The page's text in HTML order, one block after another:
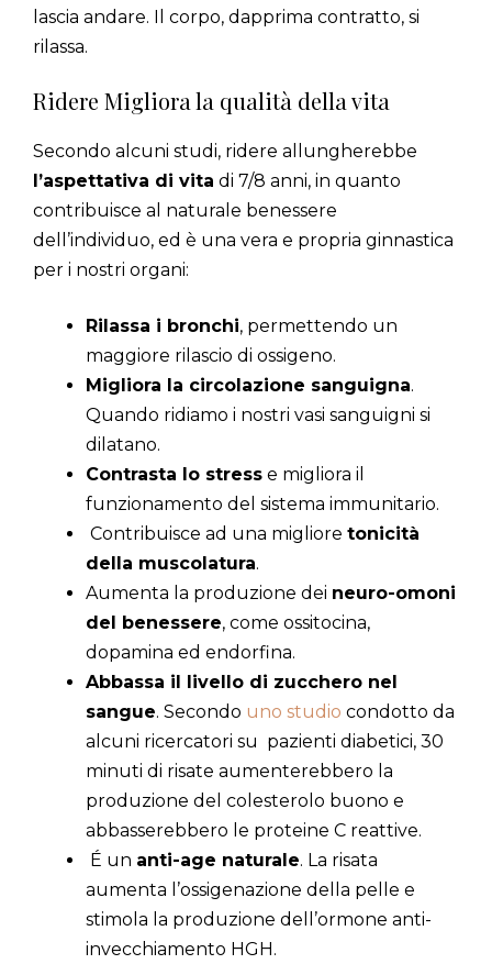
lascia andare. Il corpo, dapprima contratto, si
rilassa.
Ridere Migliora la qualità della vita
Secondo alcuni studi, ridere allungherebbe
l’aspettativa di vita di 7/8 anni, in quanto
contribuisce al naturale benessere
dell’individuo, ed è una vera e propria ginnastica
per i nostri organi:
Rilassa i bronchi, permettendo un
maggiore rilascio di ossigeno.
Migliora la circolazione sanguigna.
Quando ridiamo i nostri vasi sanguigni si
dilatano.
Contrasta lo stress e migliora il
funzionamento del sistema immunitario.
Contribuisce ad una migliore tonicità
della muscolatura.
Aumenta la produzione dei neuro-omoni
del benessere, come ossitocina,
dopamina ed endorfina.
Abbassa il livello di zucchero nel
sangue. Secondo uno studio condotto da
alcuni ricercatori su pazienti diabetici, 30
minuti di risate aumenterebbero la
produzione del colesterolo buono e
abbasserebbero le proteine C reattive.
É un anti-age naturale. La risata
aumenta l’ossigenazione della pelle e
stimola la produzione dell’ormone anti-
invecchiamento HGH.